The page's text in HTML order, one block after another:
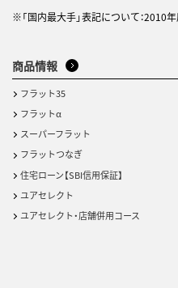
※「国内最大手」表記について：2010
商品情報
フラット35
フラットα
スーパーフラット
フラットつなぎ
住宅ローン【SBI信用保証】
ユアセレクト
ユアセレクト・店舗併用コース